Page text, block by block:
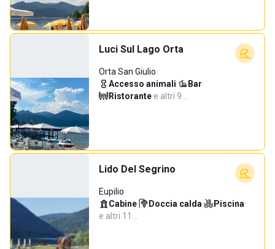
Luci Sul Lago Orta
Orta San Giulio
Accesso animali· Bar·
Ristorante·e altri 9…
Lido Del Segrino
Eupilio
Cabine· Doccia calda· Piscina·
e altri 11…